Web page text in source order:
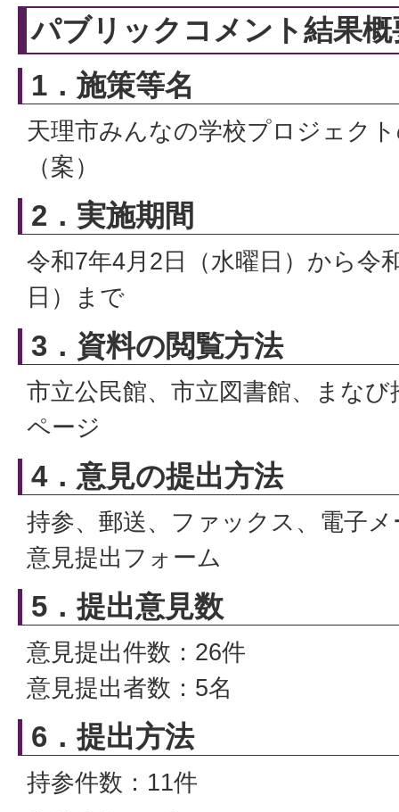
パブリックコメント結果概
1．施策等名
天理市みんなの学校プロジェク
（案）
2．実施期間
令和7年4月2日（水曜日）から令
日）まで
3．資料の閲覧方法
市立公民館、市立図書館、まな
ページ
4．意見の提出方法
持参、郵送、ファックス、電子
意見提出フォーム
5．提出意見数
意見提出件数：26件
意見提出者数：5名
6．提出方法
持参件数：11件